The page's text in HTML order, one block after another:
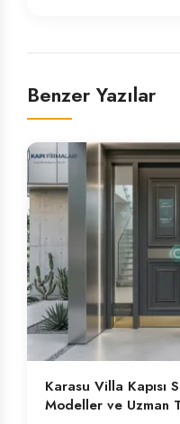
Benzer Yazılar
Karasu Villa Kapısı
Modeller ve Uzman